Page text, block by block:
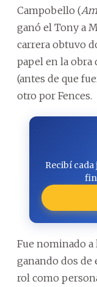
Campobello (
ganó el Tony a
carrera obtuvo
papel en la obra
(antes de que
otro por Fences.
Recibí cada
Fue nominado a
ganando dos de
rol como